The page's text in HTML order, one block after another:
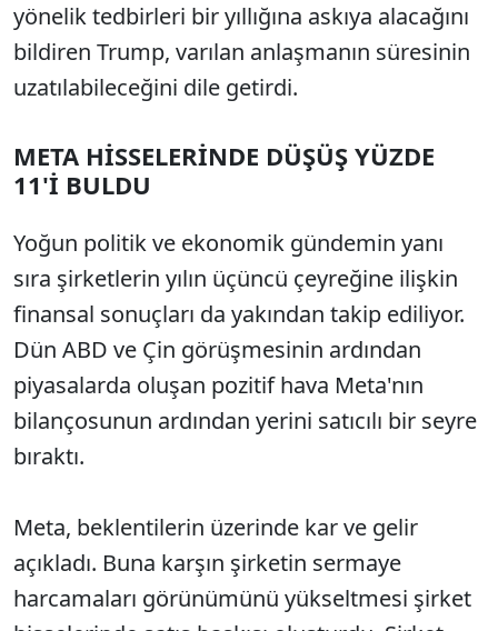
yönelik tedbirleri bir yıllığına askıya alacağını
bildiren Trump, varılan anlaşmanın süresinin
uzatılabileceğini dile getirdi.
META HİSSELERİNDE DÜŞÜŞ YÜZDE
11'İ BULDU
Yoğun politik ve ekonomik gündemin yanı
sıra şirketlerin yılın üçüncü çeyreğine ilişkin
finansal sonuçları da yakından takip ediliyor.
Dün ABD ve Çin görüşmesinin ardından
piyasalarda oluşan pozitif hava Meta'nın
bilançosunun ardından yerini satıcılı bir seyre
bıraktı.
Meta, beklentilerin üzerinde kar ve gelir
açıkladı. Buna karşın şirketin sermaye
harcamaları görünümünü yükseltmesi şirket